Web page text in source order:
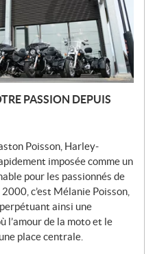
PASSION DEPUIS
Poisson, Harley-
imposée comme un
pour les passionnés de
c’est Mélanie Poisson,
ainsi une
l’amour de la moto et le
place centrale.